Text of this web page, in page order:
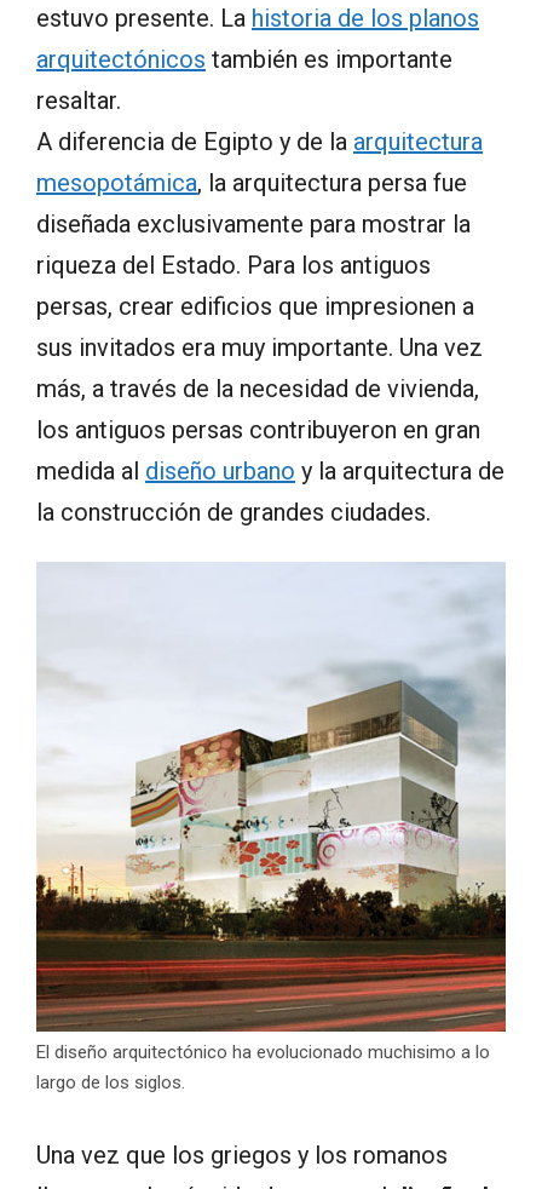
estuvo presente. La historia de los planos
arquitectónicos también es importante
resaltar.
A diferencia de Egipto y de la arquitectura
mesopotámica, la arquitectura persa fue
diseñada exclusivamente para mostrar la
riqueza del Estado. Para los antiguos
persas, crear edificios que impresionen a
sus invitados era muy importante. Una vez
más, a través de la necesidad de vivienda,
los antiguos persas contribuyeron en gran
medida al diseño urbano y la arquitectura de
la construcción de grandes ciudades.
El diseño arquitectónico ha evolucionado muchisimo a lo
largo de los siglos.
Una vez que los griegos y los romanos